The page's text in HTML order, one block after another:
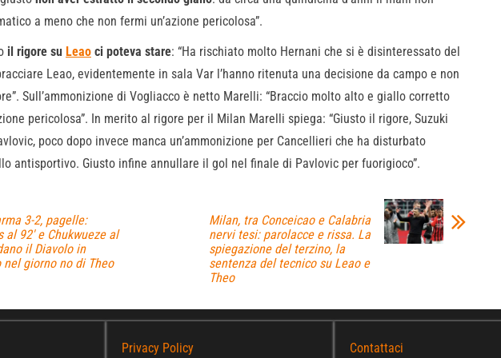
a meno che non fermi un’azione pericolosa”.
il rigore su Leao ci poteva stare: “Ha rischiato molto Hernani che si è disinteressato del
Leao, evidentemente in sala Var l’hanno ritenuta una decisione da campo e non
Sull’ammonizione di Vogliacco è netto Marelli: “Braccio molto alto e giallo corretto
pericolosa”. In merito al rigore per il Milan Marelli spiega: “Giusto il rigore, Suzuki
poco dopo invece manca un’ammonizione per Cancellieri che ha disturbato
antisportivo. Giusto infine annullare il gol nel finale di Pavlovic per fuorigioco”.
3-2, pagelle:
al 92′ e Chukwueze al
il Diavolo in
nel giorno no di Theo
Milan, tra Conceicao e Calabria
nervi tesi: parolacce e rissa. La
spiegazione del terzino, la
sentenza del tecnico su Leao e
Theo
Privacy Policy Contattaci